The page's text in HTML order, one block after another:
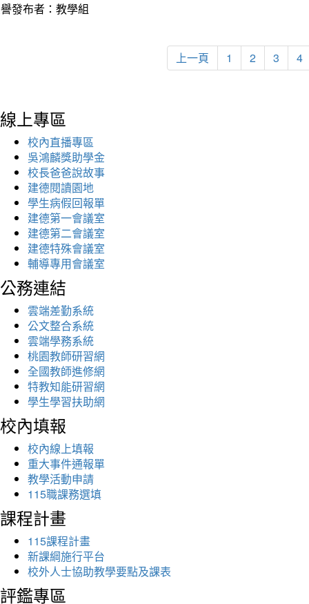
發布者：教學組
上一頁 1 2 3 4
線上專區
校內直播專區
吳鴻麟獎助學金
校長爸爸說故事
建德閱讀園地
學生病假回報單
建德第一會議室
建德第二會議室
建德特殊會議室
輔導專用會議室
公務連結
雲端差勤系統
公文整合系統
雲端學務系統
桃園教師研習網
全國教師進修網
特教知能研習網
學生學習扶助網
校內填報
校內線上填報
重大事件通報單
教學活動申請
115職課務選填
課程計畫
115課程計畫
新課綱施行平台
校外人士協助教學要點及課表
評鑑專區